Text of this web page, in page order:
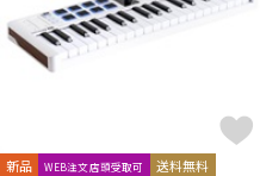
新品 WEB注文店頭受取可 送料無料